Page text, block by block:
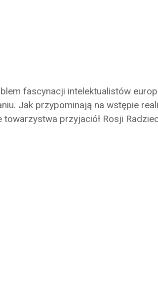
fascynacji intelektualistów
Jak przypominają na wstępie
przyjaciół Rosji